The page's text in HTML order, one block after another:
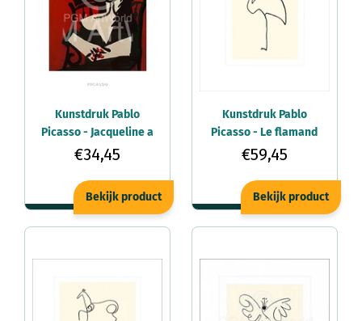
Kunstdruk Pablo
Picasso - Jacqueline a
Mantil 40x50cm
€34,45
Bekijk product
Kunstdruk Pablo
Picasso - Le flamand
rose 50x60cm
€59,45
Bekijk product